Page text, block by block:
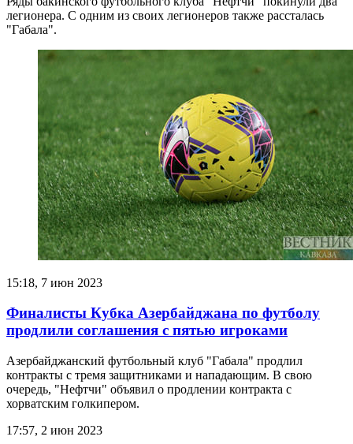
легионера. С одним из своих легионеров также рассталась
"Габала".
15:18, 7 июн 2023
Финалисты Кубка Азербайджана по футболу
продлили соглашения с пятью игроками
Азербайджанский футбольный клуб "Габала" продлил
контракты с тремя защитниками и нападающим. В свою
очередь, "Нефтчи" объявил о продлении контракта с
хорватским голкипером.
17:57, 2 июн 2023